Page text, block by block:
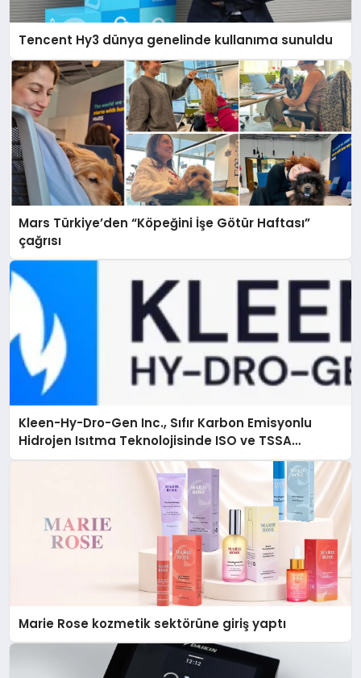
Tencent Hy3 dünya genelinde kullanıma sunuldu
Mars Türkiye’den “Köpeğini İşe Götür Haftası”
çağrısı
Kleen-Hy-Dro-Gen Inc., Sıfır Karbon Emisyonlu
Hidrojen Isıtma Teknolojisinde ISO ve TSSA
Düzenleyici Onaylarını Aldı
Marie Rose kozmetik sektörüne giriş yaptı